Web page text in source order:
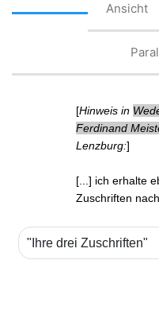
Ansicht
[Hinweis in
Ferdinand
Lenzburg:]
[...] ich erhalte
Zuschriften
"Ihre drei Zuschriften"